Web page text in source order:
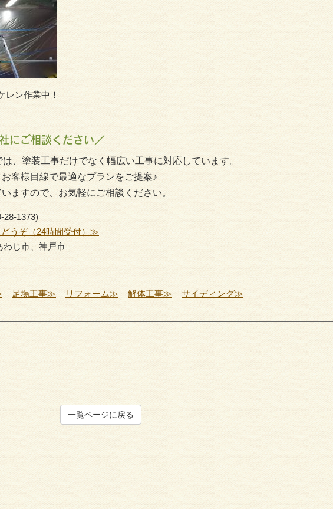
レン作業中！
にご相談ください／
、塗装工事だけでなく幅広い工事に対応しています。
客様目線で最適なプランをご提案♪
ますので、お気軽にご相談ください。
28-1373)
うぞ（24時間受付）≫
わじ市、神戸市
足場工事≫ リフォーム≫ 解体工事≫ サイディング≫
一覧ページに戻る
サイディング 外壁塗装